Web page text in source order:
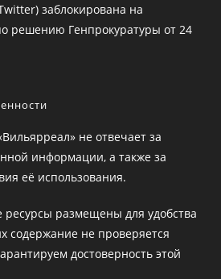
заблокирована на
решению Генпрокуратуры от 24
не отвечает за
информации, а также за
её использования.
ресурсы размещены для удобства
содержание не проверяется
достоверность этой